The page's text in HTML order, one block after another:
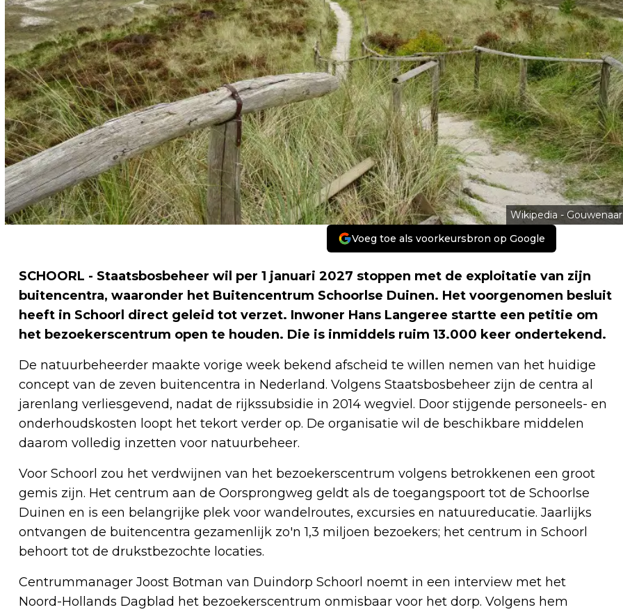
Wikipedia - Gouwenaar
Voeg toe als voorkeursbron op Google
SCHOORL - Staatsbosbeheer wil per 1 januari 2027 stoppen met de exploitatie van zijn
buitencentra, waaronder het Buitencentrum Schoorlse Duinen. Het voorgenomen besluit
heeft in Schoorl direct geleid tot verzet. Inwoner Hans Langeree startte een petitie om
het bezoekerscentrum open te houden. Die is inmiddels ruim 13.000 keer ondertekend.
De natuurbeheerder maakte vorige week bekend afscheid te willen nemen van het huidige
concept van de zeven buitencentra in Nederland. Volgens Staatsbosbeheer zijn de centra al
jarenlang verliesgevend, nadat de rijkssubsidie in 2014 wegviel. Door stijgende personeels- en
onderhoudskosten loopt het tekort verder op. De organisatie wil de beschikbare middelen
daarom volledig inzetten voor natuurbeheer.
Voor Schoorl zou het verdwijnen van het bezoekerscentrum volgens betrokkenen een groot
gemis zijn. Het centrum aan de Oorsprongweg geldt als de toegangspoort tot de Schoorlse
Duinen en is een belangrijke plek voor wandelroutes, excursies en natuureducatie. Jaarlijks
ontvangen de buitencentra gezamenlijk zo'n 1,3 miljoen bezoekers; het centrum in Schoorl
behoort tot de drukstbezochte locaties.
Centrummanager Joost Botman van Duindorp Schoorl noemt in een interview met het
Noord-Hollands Dagblad het bezoekerscentrum onmisbaar voor het dorp. Volgens hem